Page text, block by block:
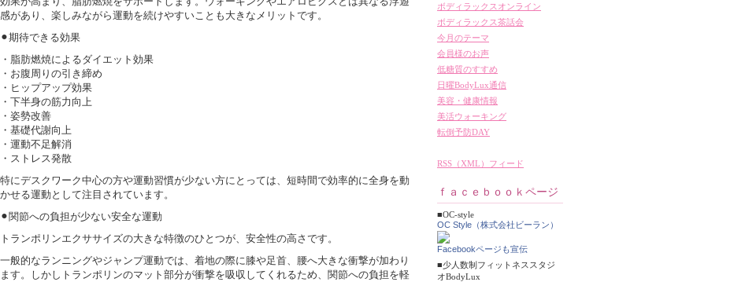
感があり、楽しみながら運動を続けやすいことも大きなメリットです。
⚫︎期待できる効果
・脂肪燃焼によるダイエット効果
・お腹周りの引き締め
・ヒップアップ効果
・下半身の筋力向上
・姿勢改善
・基礎代謝向上
・運動不足解消
・ストレス発散
特にデスクワーク中心の方や運動習慣が少ない方にとっては、短時間で効率的に全身を動
かせる運動として注目されています。
⚫︎関節への負担が少ない安全な運動
トランポリンエクササイズの大きな特徴のひとつが、安全性の高さです。
一般的なランニングやジャンプ運動では、着地の際に膝や足首、腰へ大きな衝撃が加わり
ます。しかしトランポリンのマット部分が衝撃を吸収してくれるため、関節への負担を軽
ボディラックスオンライン
ボディラックス茶話会
今月のテーマ
会員様のお声
低糖質のすすめ
日曜BodyLux通信
美容・健康情報
美活ウォーキング
転倒予防DAY
RSS（XML）フィード
ｆａｃｅｂｏｏｋページ
■OC-style
OC Style（株式会社ビーラン）
Facebookページも宣伝
■少人数制フィットネススタジ
オBodyLux